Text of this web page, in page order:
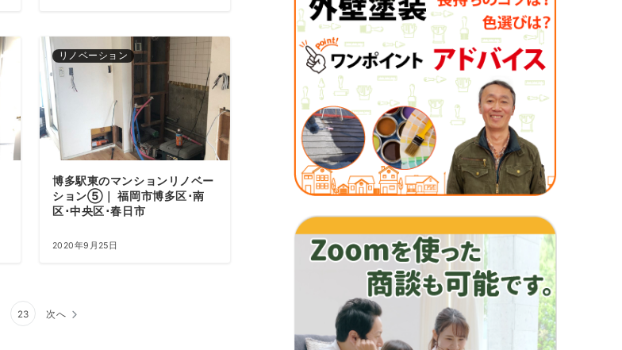
リノベーション
博多駅東のマンションリノベー
ション⑤｜ 福岡市博多区･南
区･中央区･春日市
2020年9月25日
23 次へ